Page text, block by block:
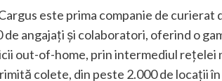
este prima companie de curierat
angajați și colaboratori, oferind o
out-of-home, prin intermediul rețelei
colete, din peste 2.000 de locații